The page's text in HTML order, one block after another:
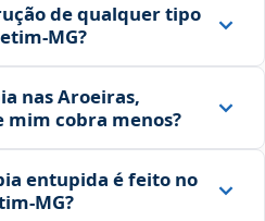
de qualquer tipo
nas Aroeiras,
mim cobra menos?
entupida é feito no